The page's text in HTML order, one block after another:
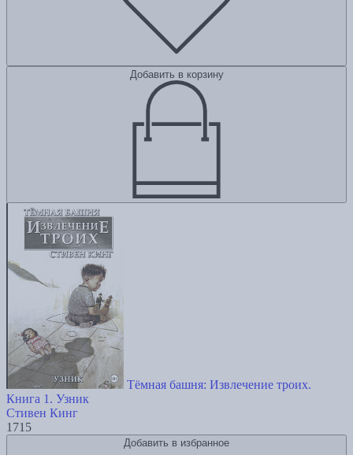
Добавить в корзину
Тёмная башня: Извлечение троих.
Книга 1. Узник
Стивен Кинг
1715
Добавить в избранное